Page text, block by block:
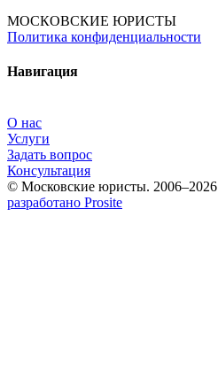
МОСКОВСКИЕ ЮРИСТЫ
Политика конфиденциальности
Навигация
О нас
Услуги
Задать вопрос
Консультация
© Московские юристы. 2006–2026
разработано Prosite